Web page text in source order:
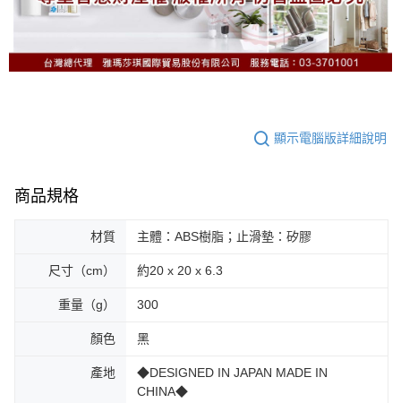
顯示電腦版詳細說明
商品規格
材質 主體：ABS樹脂；止滑墊：矽膠
尺寸（cm） 約20 x 20 x 6.3
重量（g） 300
顏色 黑
產地
◆DESIGNED IN JAPAN MADE IN
CHINA◆